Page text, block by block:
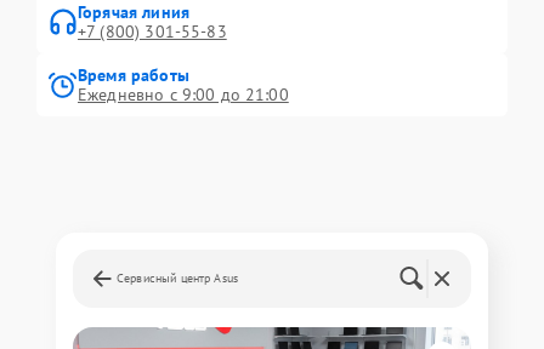
Горячая линия
+7 (800) 301-55-83
Время работы
Ежедневно с 9:00 до 21:00
Сервисный центр Asus